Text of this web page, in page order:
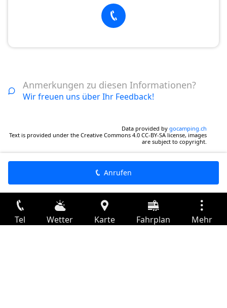
Anmerkungen zu diesen Informationen?
Wir freuen uns über Ihr Feedback!
Data provided by gocamping.ch
Text is provided under the Creative Commons 4.0 CC-BY-SA license, images
are subject to copyright.
Anrufen
Tel Wetter Karte Fahrplan Mehr